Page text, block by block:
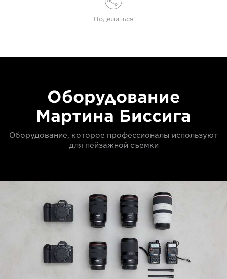
Поделиться
Оборудование
Мартина Биссига
Оборудование, которое профессионалы используют
для пейзажной съемки